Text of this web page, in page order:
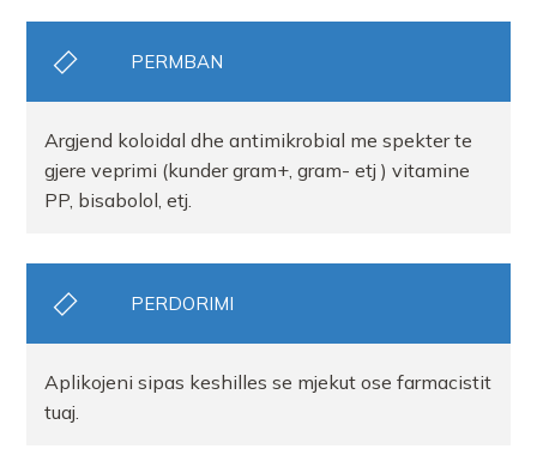
PERMBAN
Argjend koloidal dhe antimikrobial me spekter te
gjere veprimi (kunder gram+, gram- etj ) vitamine
PP, bisabolol, etj.
PERDORIMI
Aplikojeni sipas keshilles se mjekut ose farmacistit
tuaj.